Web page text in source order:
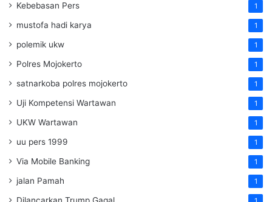
Kebebasan Pers 1
mustofa hadi karya 1
polemik ukw 1
Polres Mojokerto 1
satnarkoba polres mojokerto 1
Uji Kompetensi Wartawan 1
UKW Wartawan 1
uu pers 1999 1
Via Mobile Banking 1
jalan Pamah 1